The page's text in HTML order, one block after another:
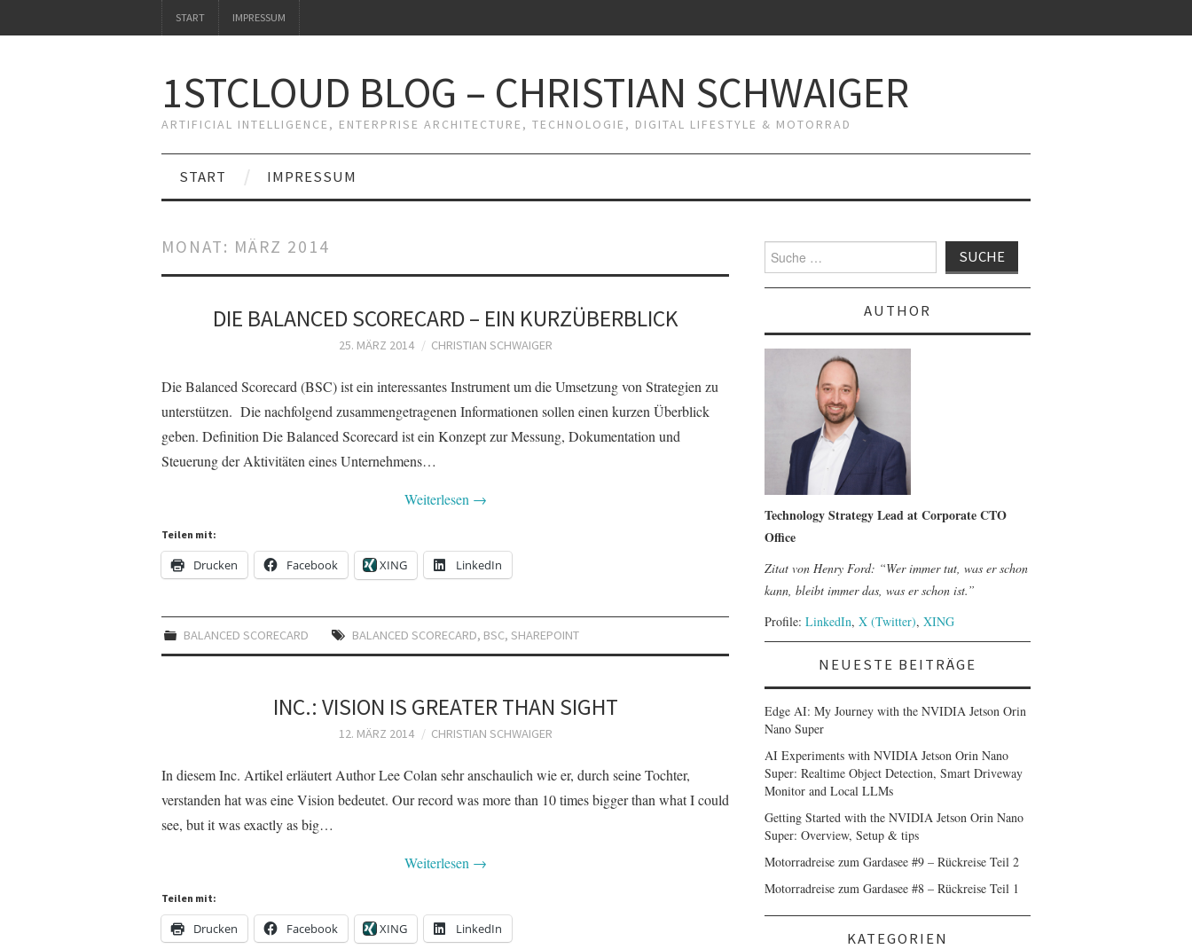
START IMPRESSUM
1STCLOUD BLOG – CHRISTIAN SCHWAIGER
ARTIFICIAL INTELLIGENCE, ENTERPRISE ARCHITECTURE, TECHNOLOGIE, DIGITAL LIFESTYLE & MOTORRAD
START IMPRESSUM
MONAT: MÄRZ 2014
DIE BALANCED SCORECARD – EIN KURZÜBERBLICK
25. MÄRZ 2014 CHRISTIAN SCHWAIGER
Die Balanced Scorecard (BSC) ist ein interessantes Instrument um die Umsetzung von Strategien zu
unterstützen. Die nachfolgend zusammengetragenen Informationen sollen einen kurzen Überblick
geben. Definition Die Balanced Scorecard ist ein Konzept zur Messung, Dokumentation und
Steuerung der Aktivitäten eines Unternehmens…
Weiterlesen →
Teilen mit:
Drucken Facebook XING LinkedIn
BALANCED SCORECARD BALANCED SCORECARD, BSC, SHAREPOINT
INC.: VISION IS GREATER THAN SIGHT
12. MÄRZ 2014 CHRISTIAN SCHWAIGER
In diesem Inc. Artikel erläutert Author Lee Colan sehr anschaulich wie er, durch seine Tochter,
verstanden hat was eine Vision bedeutet. Our record was more than 10 times bigger than what I could
see, but it was exactly as big…
Weiterlesen →
Teilen mit:
Drucken Facebook XING LinkedIn
Suche
nach:
AUTHOR
Technology Strategy Lead at Corporate CTO
Office
Zitat von Henry Ford: “Wer immer tut, was er schon
kann, bleibt immer das, was er schon ist.”
Profile: LinkedIn, X (Twitter), XING
NEUESTE BEITRÄGE
Edge AI: My Journey with the NVIDIA Jetson Orin
Nano Super
AI Experiments with NVIDIA Jetson Orin Nano
Super: Realtime Object Detection, Smart Driveway
Monitor and Local LLMs
Getting Started with the NVIDIA Jetson Orin Nano
Super: Overview, Setup & tips
Motorradreise zum Gardasee #9 – Rückreise Teil 2
Motorradreise zum Gardasee #8 – Rückreise Teil 1
KATEGORIEN